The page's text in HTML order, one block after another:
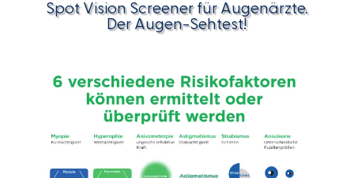
Spot Vision Screener für Augenärzte.
Der Augen-Sehtest!